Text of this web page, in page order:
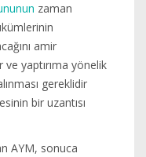
zaman
amir
yaptırıma yönelik
gereklidir
bir uzantısı
AYM, sonuca